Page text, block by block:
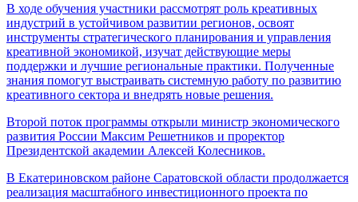
В ходе обучения участники рассмотрят роль креативных
индустрий в устойчивом развитии регионов, освоят
инструменты стратегического планирования и управления
креативной экономикой, изучат действующие меры
поддержки и лучшие региональные практики. Полученные
знания помогут выстраивать системную работу по развитию
креативного сектора и внедрять новые решения.
Второй поток программы открыли министр экономического
развития России Максим Решетников и проректор
Президентской академии Алексей Колесников.
В Екатериновском районе Саратовской области продолжается
реализация масштабного инвестиционного проекта по